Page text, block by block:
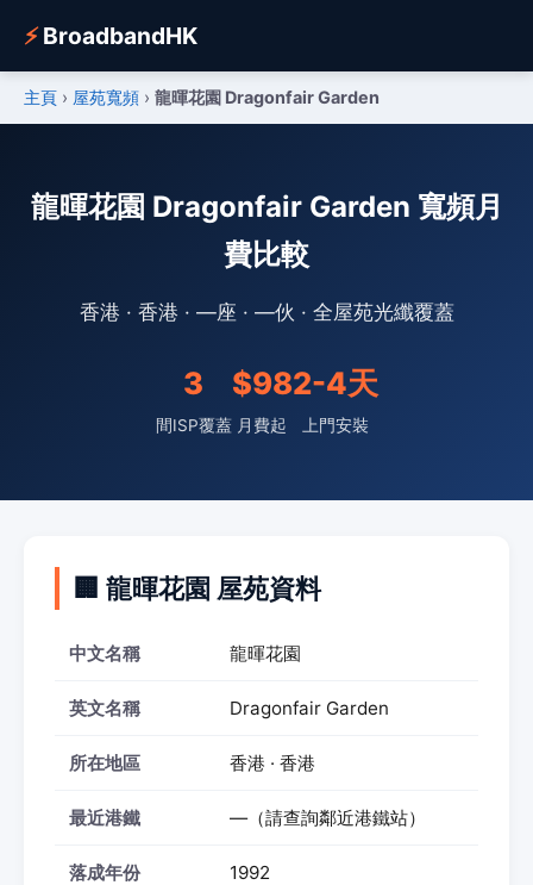
⚡BroadbandHK
主頁 › 屋苑寬頻 › 龍暉花園 Dragonfair Garden
龍暉花園 Dragonfair Garden 寬頻月
費比較
香港 · 香港 · —座 · —伙 · 全屋苑光纖覆蓋
3
間ISP覆蓋
$98
月費起
2-4天
上門安裝
🏢 龍暉花園 屋苑資料
中文名稱 龍暉花園
英文名稱 Dragonfair Garden
所在地區 香港 · 香港
最近港鐵 —（請查詢鄰近港鐵站）
落成年份 1992